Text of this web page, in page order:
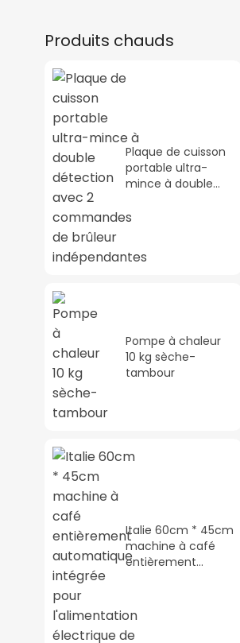
Produits chauds
Plaque de cuisson
portable ultra-
mince à double
commandes de
Pompe à chaleur
10 kg sèche-
tambour
Italie 60cm * 45cm
machine à café
entièrement
l'alimentation